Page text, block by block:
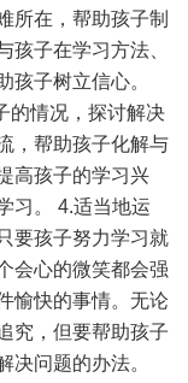
所在，帮助孩子制
孩子在学习方法、
孩子树立信心。
的情况，探讨解决
，帮助孩子化解与
高孩子的学习兴
习。
4.适当地运
要孩子努力学习就
会心的微笑都会强
愉快的事情。无论
究，但要帮助孩子
决问题的办法。